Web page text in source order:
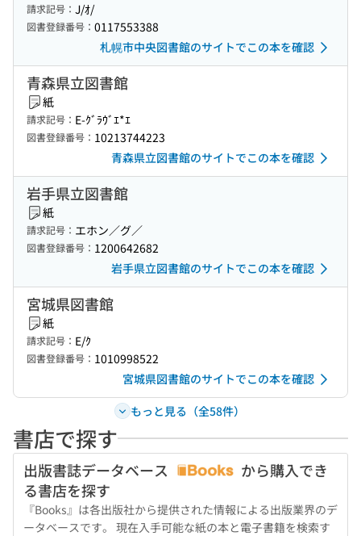
請求記号： J/ｵ/
図書登録番号： 0117553388
札幌市中央図書館のサイトでこの本を確認
青森県立図書館
紙
請求記号： E-ｸﾞﾗｳﾞｴ*ｴ
図書登録番号： 10213744223
青森県立図書館のサイトでこの本を確認
岩手県立図書館
紙
請求記号： エホン／グ／
図書登録番号： 1200642682
岩手県立図書館のサイトでこの本を確認
宮城県図書館
紙
請求記号： E/ｸ
図書登録番号： 1010998522
宮城県図書館のサイトでこの本を確認
もっと見る（全58件）
書店で探す
出版書誌データベース
から購入でき
る書店を探す
『Books』は各出版社から提供された情報による出版業界のデ
ータベースです。 現在入手可能な紙の本と電子書籍を検索す